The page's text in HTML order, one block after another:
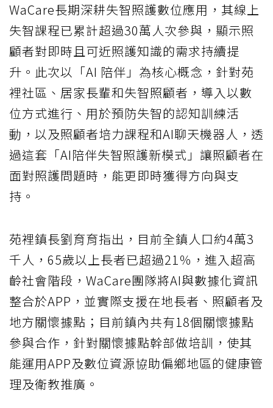
WaCare長期深耕失智照護數位應用，其線上
失智課程已累計超過30萬人次參與，顯示照
顧者對即時且可近照護知識的需求持續提
升。此次以「AI 陪伴」為核心概念，針對苑
裡社區、居家長輩和失智照顧者，導入以數
位方式進行、用於預防失智的認知訓練活
動，以及照顧者培力課程和AI聊天機器人，透
過這套「AI陪伴失智照護新模式」讓照顧者在
面對照護問題時，能更即時獲得方向與支
持。
苑裡鎮長劉育育指出，目前全鎮人口約4萬3
千人，65歲以上長者已超過21％，進入超高
齡社會階段，WaCare團隊將AI與數據化資訊
整合於APP，並實際支援在地長者、照顧者及
地方關懷據點；目前鎮內共有18個關懷據點
參與合作，針對關懷據點幹部做培訓，使其
能運用APP及數位資源協助偏鄉地區的健康管
理及衛教推廣。